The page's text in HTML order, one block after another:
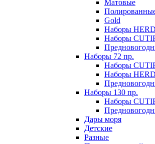
Матовые
Gold
Наборы
Наборы
Наборы 72 пр.
Наборы
Наборы
Наборы 130 пр.
Наборы
Дары моря
Детские
Разные